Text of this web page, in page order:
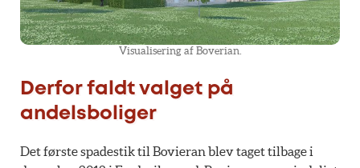
Visualisering af Boverian.
Derfor faldt valget på
andelsboliger
Det første spadestik til Bovieran blev taget tilbage i